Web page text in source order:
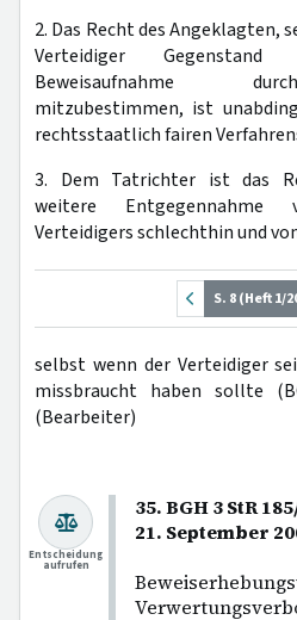
2. Das Recht des Angeklagten,
Verteidiger
Beweisaufnahme
mitzubestimmen, ist
rechtsstaatlich fairen
3. Dem Tatrichter ist das
weitere
Verteidigers schlechthin und
S. 8 (Heft 1/
selbst wenn der Verteidiger
missbraucht haben sollte
(Bearbeiter)
35. BGH 3 StR
21. September
Entscheidung
aufrufen